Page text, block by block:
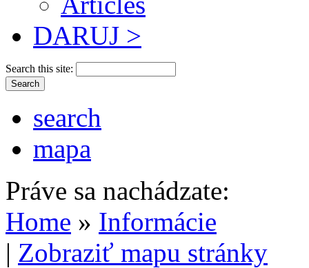
DARUJ >
Search this site:
search
mapa
Práve sa nachádzate:
Home » Informácie
| Zobraziť mapu stránky